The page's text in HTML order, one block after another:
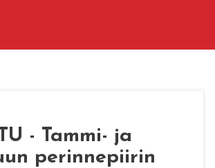
- Tammi- ja
perinnepiirin